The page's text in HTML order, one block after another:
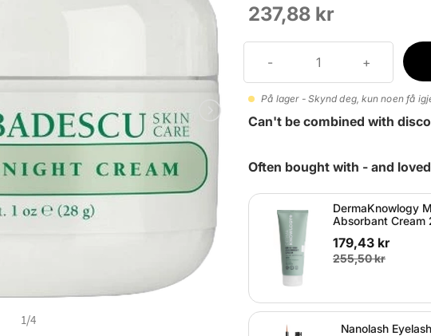
1/4
237,88 kr
På lager - Skynd deg, kun noen få
Can't be combined with
Often bought with - and
DermaKnowlogy
Absorbant Cream
179,43 kr
255,50 kr
Nanolash